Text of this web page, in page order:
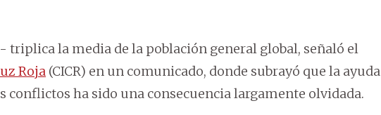
triplica la media de la población general global, señaló el
Roja (CICR) en un comunicado, donde subrayó que la ayuda
conflictos ha sido una consecuencia largamente olvidada.